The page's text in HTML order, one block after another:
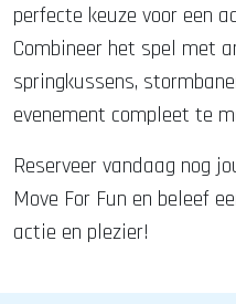
perfecte keuze voor een
Combineer het spel met
springkussens,
evenement compleet te
Reserveer vandaag nog
Move For Fun en beleef
actie en plezier!